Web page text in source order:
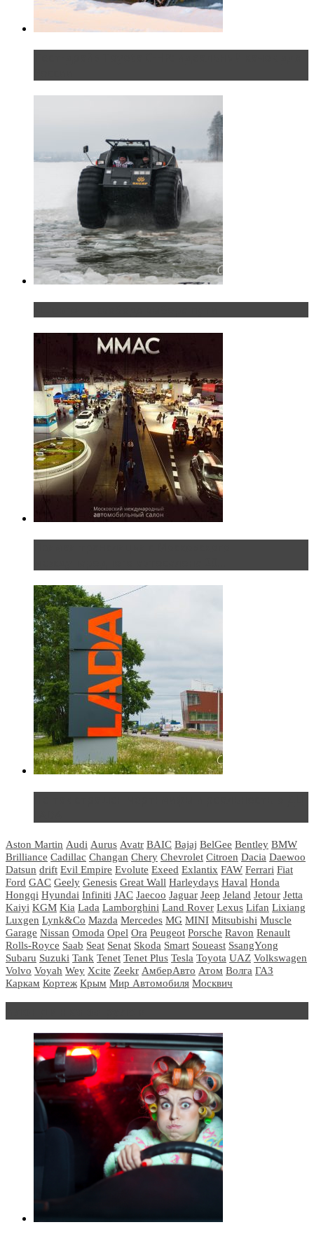
Aston Martin Audi Aurus Avatr BAIC Bajaj BelGee Bentley BMW
Brilliance Cadillac Changan Chery Chevrolet Citroen Dacia Daewoo
Datsun drift Evil Empire Evolute Exeed Exlantix FAW Ferrari Fiat
Ford GAC Geely Genesis Great Wall Harleydays Haval Honda
Hongqi Hyundai Infiniti JAC Jaecoo Jaguar Jeep Jeland Jetour Jetta
Kaiyi KGM Kia Lada Lamborghini Land Rover Lexus Lifan Lixiang
Luxgen Lynk&Co Mazda Mercedes MG MINI Mitsubishi Muscle
Garage Nissan Omoda Opel Ora Peugeot Porsche Ravon Renault
Rolls-Royce Saab Seat Senat Skoda Smart Soueast SsangYong
Subaru Suzuki Tank Tenet Tenet Plus Tesla Toyota UAZ Volkswagen
Volvo Voyah Wey Xcite Zeekr АмберАвто Атом Волга ГАЗ
Каркам Кортеж Крым Мир Автомобиля Москвич